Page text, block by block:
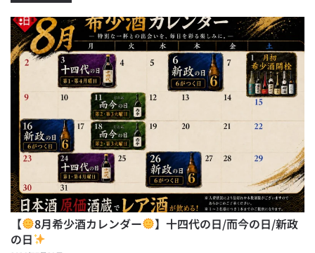
【 8月希少酒カレンダー
】十四代の日/而今の日/新政
の日